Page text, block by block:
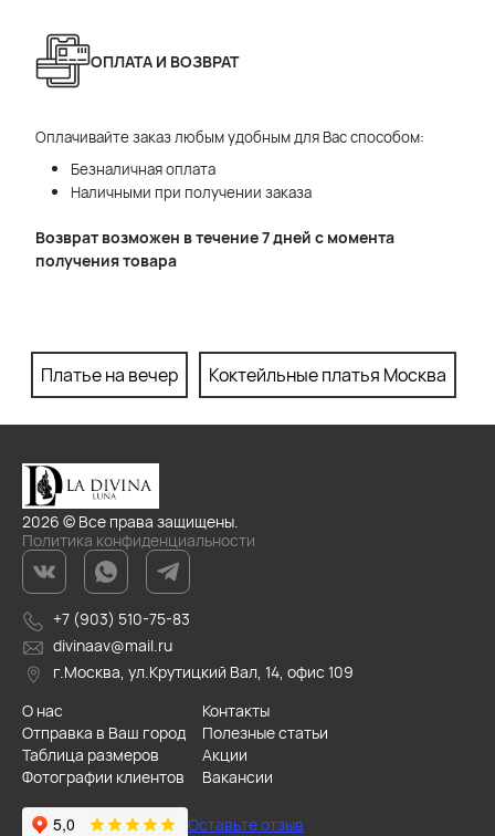
ОПЛАТА И ВОЗВРАТ
Оплачивайте заказ любым удобным для Вас способом:
Безналичная оплата
Наличными при получении заказа
Возврат возможен в течение 7 дней с момента
получения товара
Платье на вечер Коктейльные платья Москва
2026 © Все права защищены.
Политика конфиденциальности
+7 (903) 510-75-83
divinaav@mail.ru
г.Москва, ул.Крутицкий Вал, 14, офис 109
О нас
Контакты
Отправка в Ваш город
Полезные статьи
Таблица размеров
Акции
Фотографии клиентов
Вакансии
Оставьте отзыв